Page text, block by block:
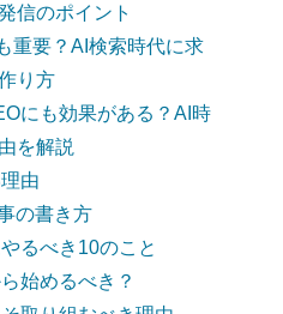
信のポイント
重要？AI検索時代に求
り方
にも効果がある？AI時
を解説
由
の書き方
るべき10のこと
始めるべき？